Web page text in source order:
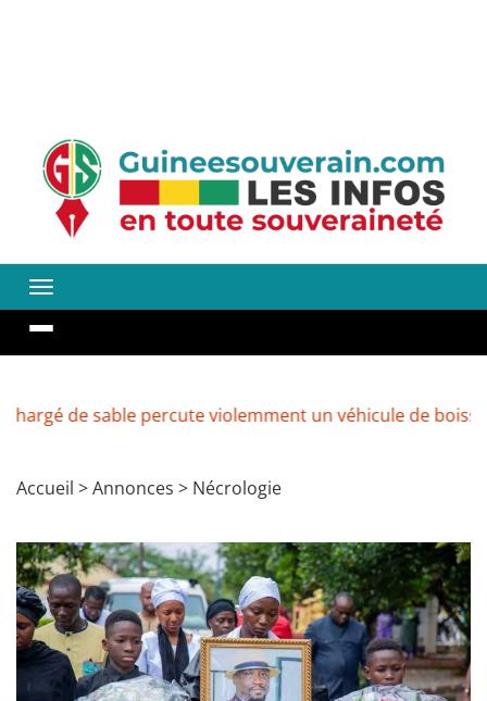
sable percute violemment un véhicule de boissons à
Accueil >Annonces > Nécrologie